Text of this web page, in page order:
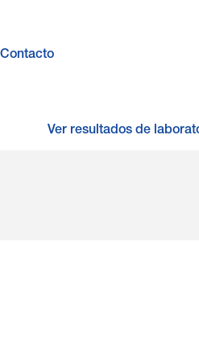
Contacto
Ver resultados de